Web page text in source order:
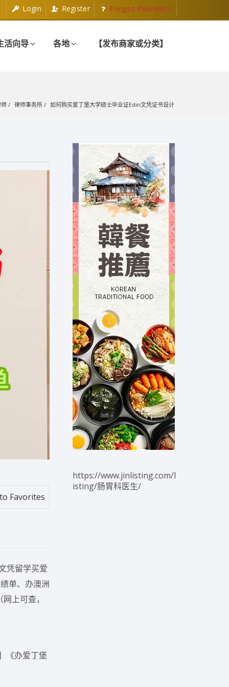
Login Register Forgot Password
活向导 各地 【发布商家或分类】
律师事务所 如何购买爱丁堡大学硕士毕业证Edin文凭证书设计
Favorites
凭留学买爱
单、办澳洲
上可查，
《办爱丁堡
https://www.jinlisting.com/l
isting/肠胃科医生/